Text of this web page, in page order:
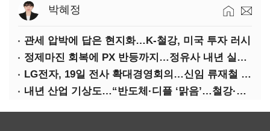
박혜정
관세 압박에 답은 현지화…K-철강, 미국 투자 러시
정제마진 회복에 PX 반등까지…정유사 내년 실적 기대
LG전자, 19일 전사 확대경영회의…신임 류재철 사장 주관
내년 산업 기상도…“반도체·디플 ‘맑음’…철강·석화 ‘흐림’”